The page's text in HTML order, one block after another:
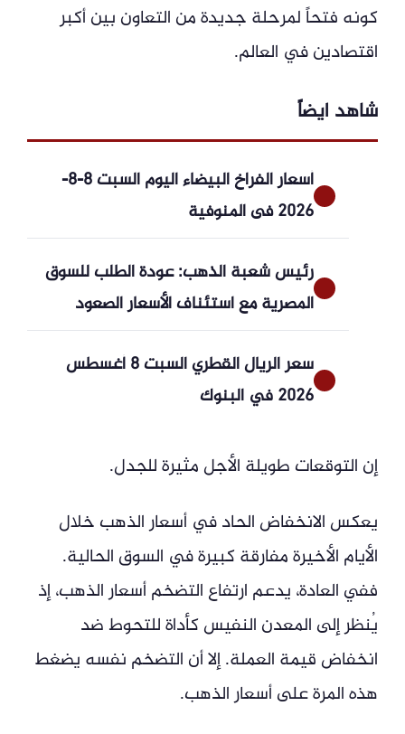
كونه فتحاً لمرحلة جديدة من التعاون بين أكبر
اقتصادين في العالم.
شاهد ايضاً
أسعار الفراخ البيضاء اليوم السبت 8-8-
2026 فى المنوفية
رئيس شعبة الذهب: عودة الطلب للسوق
المصرية مع استئناف الأسعار الصعود
سعر الريال القطري السبت 8 أغسطس
2026 في البنوك
إن التوقعات طويلة الأجل مثيرة للجدل.
يعكس الانخفاض الحاد في أسعار الذهب خلال
الأيام الأخيرة مفارقة كبيرة في السوق الحالية.
ففي العادة، يدعم ارتفاع التضخم أسعار الذهب، إذ
يُنظر إلى المعدن النفيس كأداة للتحوط ضد
انخفاض قيمة العملة. إلا أن التضخم نفسه يضغط
هذه المرة على أسعار الذهب.